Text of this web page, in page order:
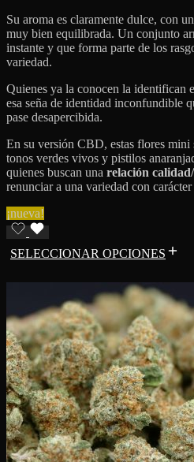
Su aroma es claramente dulce, con
muy bien equilibrada. Un conjunto
instante y que forma parte de los
variedad.
Quienes ya la conocen la identifican
esa seña de identidad inconfundible
pase desapercibida.
En su versión CBD, estas flores mini
tonos verdes vivos y pistilos
quienes buscan una relación
renunciar a una variedad con
¡nueva!
SELECCIONAR OPCIONES